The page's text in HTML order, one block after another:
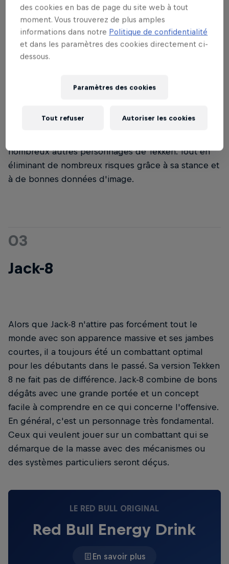
Elle n'est pas seulement l'une des nouvelles
venues dans Tekken 8, mais aussi un bon choix pour
de comprendre et d'appliquer assez rapidement le
de coups et d'en tirer profit. C'est un ensemble de
nombreux autres personnages de Tekken. Tout en
éliminant de nombreux risques grâce à sa stance et
à de bonnes données d'image.
03
Jack-8
Alors que Jack-8 n'attire pas forcément tout le
monde avec son apparence massive et ses jambes
courtes, il a toujours été un combattant optimal
pour les débutants dans le passé. Sa version Tekken
8 ne fait pas de différence. Jack-8 combine de bons
dégâts avec une grande portée et un concept
facile à comprendre en ce qui concerne l'offensive.
En général, c'est un personnage très fondamental.
Ceux qui veulent jouer sur un combattant qui se
démarque de la masse avec des mécanismes ou
des systèmes particuliers seront déçus.
LE RED BULL ORIGINAL
Red Bull Energy Drink
En savoir plus
des cookies en bas de page du site web à tout
moment. Vous trouverez de plus amples
informations dans notre Politique de confidentialité
et dans les paramètres des cookies directement ci-
dessous.
Paramètres des cookies
Tout refuser Autoriser les cookies